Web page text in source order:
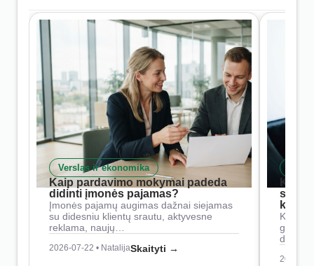
Verslas ir ekonomika
Kaip pardavimo mokymai padeda
didinti įmonės pajamas?
Įmonės pajamų augimas dažnai siejamas
su didesniu klientų srautu, aktyvesne
reklama, naujų…
2026-07-22 • NatalijaSkaityti →
Kaip
2026-